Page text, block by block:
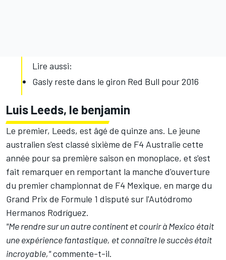
Lire aussi:
Gasly reste dans le giron Red Bull pour 2016
Luis Leeds, le benjamin
Le premier, Leeds, est âgé de quinze ans. Le jeune
australien s'est classé sixième de F4 Australie cette
année pour sa première saison en monoplace, et s'est
fait remarquer en remportant la manche d'ouverture
du premier championnat de F4 Mexique, en marge du
Grand Prix de Formule 1 disputé sur l'Autódromo
Hermanos Rodríguez.
"Me rendre sur un autre continent et courir à Mexico était
une expérience fantastique, et connaître le succès était
incroyable,"commente-t-il.